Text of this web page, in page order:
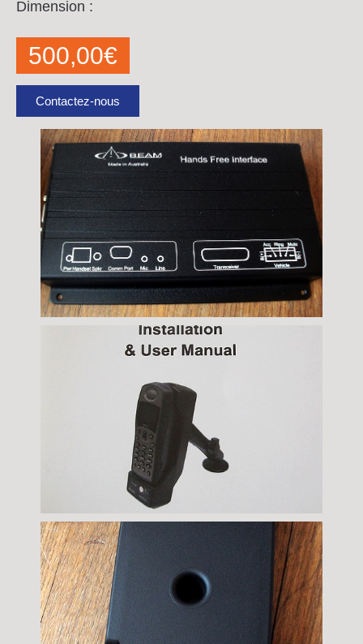
Dimension :
500,00€
Contactez-nous